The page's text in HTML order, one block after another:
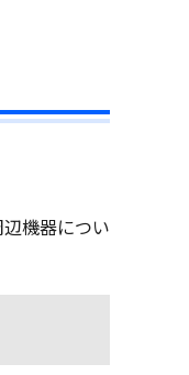
機器につい